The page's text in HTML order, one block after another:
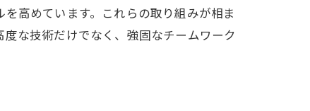
高めています。これらの取り組みが相ま
な技術だけでなく、強固なチームワーク